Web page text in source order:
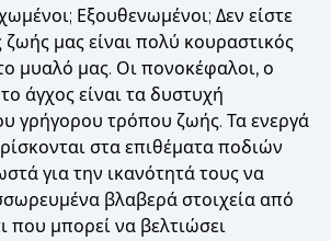
Εξουθενωμένοι; Δεν είστε
ζωής μας είναι πολύ κουραστικός
μυαλό μας. Οι πονοκέφαλοι, ο
άγχος είναι τα δυστυχή
γρήγορου τρόπου ζωής. Τα ενεργά
στα επιθέματα ποδιών
για την ικανότητά τους να
βλαβερά στοιχεία από
που μπορεί να βελτιώσει